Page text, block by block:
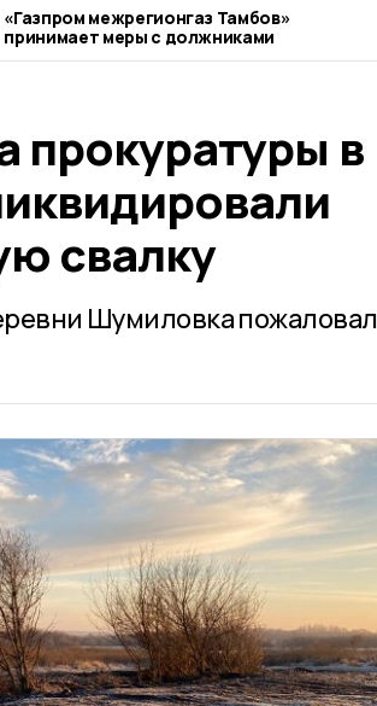
«Газпром межрегионгаз Тамбов»
принимает меры с должниками
прокуратуры в
свалку
Шумиловка